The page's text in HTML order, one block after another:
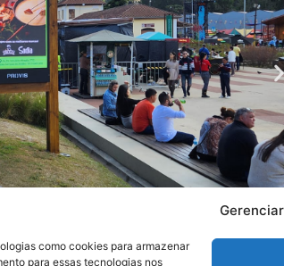
como cookies para armazenar
para essas tecnologias nos